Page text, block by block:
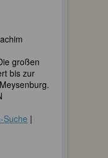
großen
bis zur
Suche |